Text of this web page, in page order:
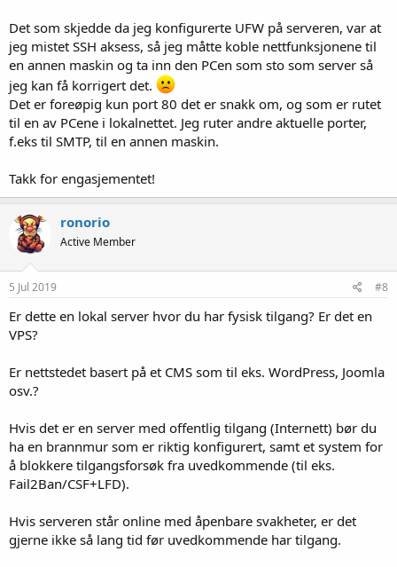
Det som skjedde da jeg konfigurerte UFW på serveren, var at
jeg mistet SSH aksess, så jeg måtte koble nettfunksjonene til
en annen maskin og ta inn den PCen som sto som server så
jeg kan få korrigert det.
Det er foreøpig kun port 80 det er snakk om, og som er rutet
til en av PCene i lokalnettet. Jeg ruter andre aktuelle porter,
f.eks til SMTP, til en annen maskin.
Takk for engasjementet!
ronorio
Active Member
5 Jul 2019 #8
Er dette en lokal server hvor du har fysisk tilgang? Er det en
VPS?
Er nettstedet basert på et CMS som til eks. WordPress, Joomla
osv.?
Hvis det er en server med offentlig tilgang (Internett) bør du
ha en brannmur som er riktig konfigurert, samt et system for
å blokkere tilgangsforsøk fra uvedkommende (til eks.
Fail2Ban/CSF+LFD).
Hvis serveren står online med åpenbare svakheter, er det
gjerne ikke så lang tid før uvedkommende har tilgang.